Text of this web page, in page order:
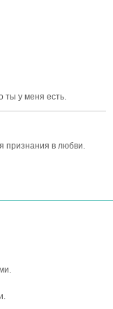
ты у меня есть.
признания в любви.